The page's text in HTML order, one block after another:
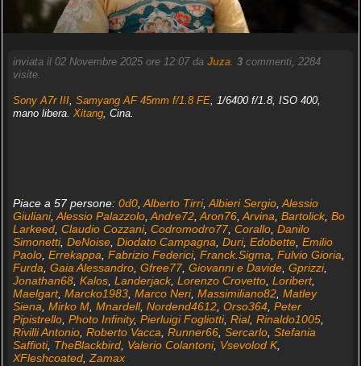
inviata il 02 Novembre 2025 ore 12:07 da Juza. 3commenti, 2284
visite.
Sony A7r III, Samyang AF 45mm f/1.8 FE, 1/6400 f/1.8, ISO 400,
mano libera. Xitang, Cina.
Piace a 57 persone: 0d0,Alberto Tirri,Albieri Sergio,Alessio
Giuliani,Alessio Palazzolo,Andre72,Aron76,Arvina, Bartolick, Bo
Larkeed, Claudio Cozzani, Codromodro77, Corallo, Danilo
Simonetti, DeNoise, Diodato Campagna, Duri, Edobette, Emilio
Paolo, Errekappa, Fabrizio Federici, Franck.Sigma, Fulvio Gioria,
Furda, Gaia Alessandro, Gfree77, Giovanni e Davide, Gprizzi,
Jonathan68, Kalos, Landerjack, Lorenzo Crovetto, Loribert,
Maelgart, Marcko1983, Marco Neri, Massimiliano82, Matley
Siena, Mirko M, Mnardell, Nordend4612, Orso364, Peter
Pipistrello, Photo Infinity, Pierluigi Fogliotti, Rial, Rinaldo1005,
Rivilli Antonio, Roberto Vacca, Runner66, Sercarlo, Stefania
Saffioti, TheBlackbird, Valerio Colantoni, Vsevolod K,
XFleshcoated,Zamax